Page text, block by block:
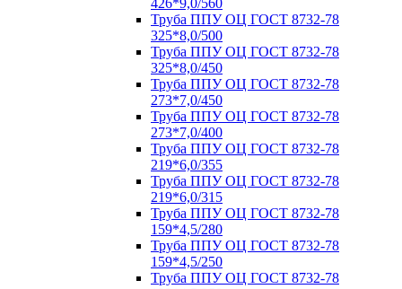
426*9,0/560
Труба ППУ ОЦ ГОСТ 8732-78
325*8,0/500
Труба ППУ ОЦ ГОСТ 8732-78
325*8,0/450
Труба ППУ ОЦ ГОСТ 8732-78
273*7,0/450
Труба ППУ ОЦ ГОСТ 8732-78
273*7,0/400
Труба ППУ ОЦ ГОСТ 8732-78
219*6,0/355
Труба ППУ ОЦ ГОСТ 8732-78
219*6,0/315
Труба ППУ ОЦ ГОСТ 8732-78
159*4,5/280
Труба ППУ ОЦ ГОСТ 8732-78
159*4,5/250
Труба ППУ ОЦ ГОСТ 8732-78